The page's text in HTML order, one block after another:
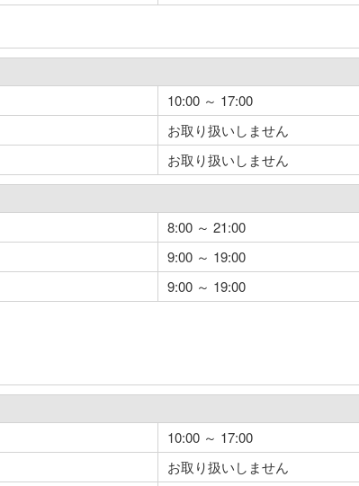
10:00 ～ 17:00
お取り扱いしません
お取り扱いしません
8:00 ～ 21:00
9:00 ～ 19:00
9:00 ～ 19:00
10:00 ～ 17:00
お取り扱いしません